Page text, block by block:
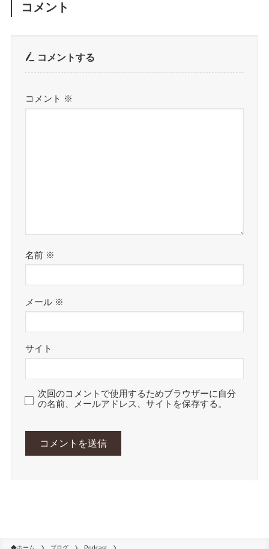
コメント
コメントする
コメント ※
名前 ※
メール ※
サイト
次回のコメントで使用するためブラウザーに自分
の名前、メールアドレス、サイトを保存する。